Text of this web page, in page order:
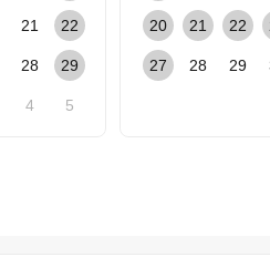
21 22
28 29
4 5
20 21 22
27 28 29